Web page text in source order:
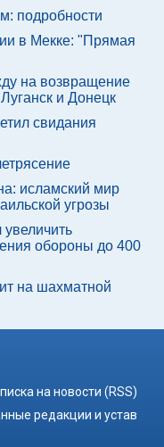
подробности
в Мекке: "Прямая
на возвращение
и Донецк
свидания
исламский мир
угрозы
обороны до 400
на шахматной
на новости (RSS)
редакции и устав